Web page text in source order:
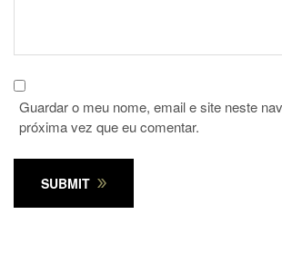
Guardar o meu nome, email e site neste
próxima vez que eu comentar.
SUBMIT